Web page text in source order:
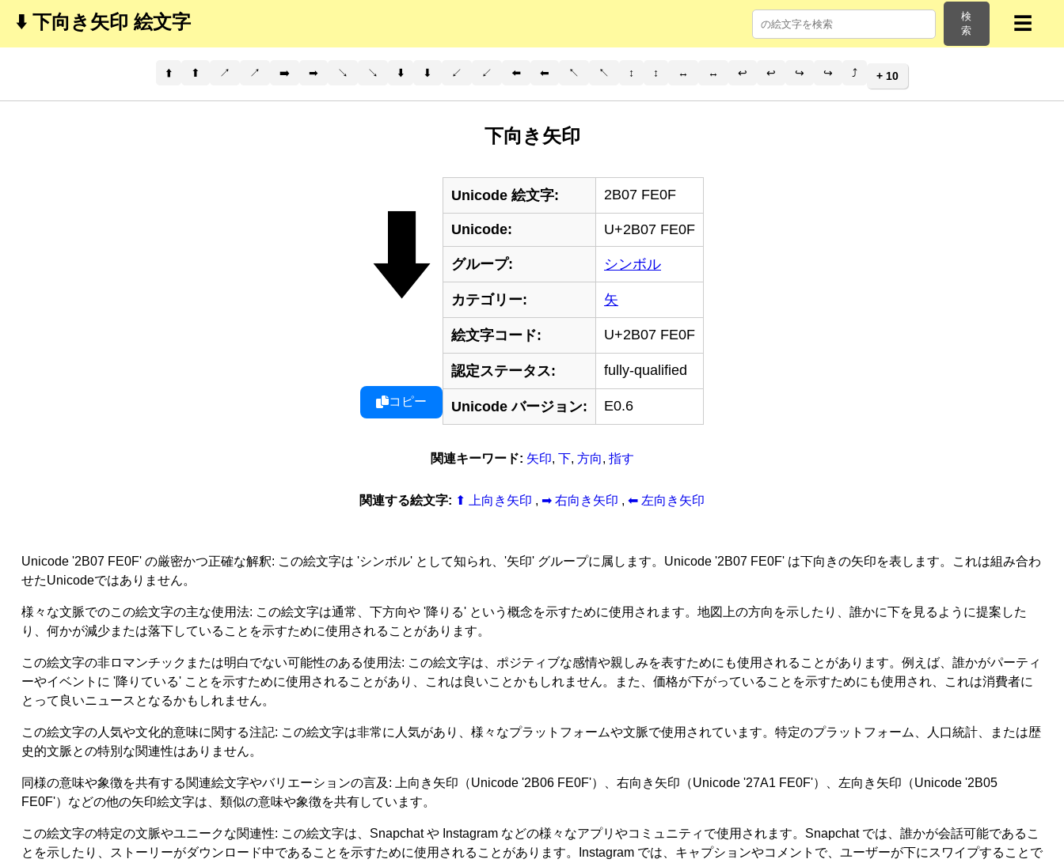
⬇️ 下向き矢印 絵文字
検
索
☰
⬆️ ⬆ ↗️ ↗ ➡️ ➡ ↘️ ↘ ⬇️ ⬇ ↙️ ↙ ⬅️ ⬅ ↖️ ↖ ↕️ ↕ ↔️ ↔ ↩️ ↩ ↪️ ↪ ⤴️ + 10
下向き矢印
⬇️
コピー
Unicode 絵文字: 2B07 FE0F
Unicode: U+2B07 FE0F
グループ: シンボル
カテゴリー: 矢
絵文字コード: U+2B07 FE0F
認定ステータス: fully-qualified
Unicode バージョン: E0.6
関連キーワード: 矢印, 下, 方向, 指す
関連する絵文字: ⬆ 上向き矢印 , ➡ 右向き矢印 , ⬅ 左向き矢印
Unicode '2B07 FE0F' の厳密かつ正確な解釈: この絵文字は 'シンボル' として知られ、'矢印' グループに属します。Unicode '2B07 FE0F' は下向きの矢印を表します。これは組み合わ
せたUnicodeではありません。
様々な文脈でのこの絵文字の主な使用法: この絵文字は通常、下方向や '降りる' という概念を示すために使用されます。地図上の方向を示したり、誰かに下を見るように提案した
り、何かが減少または落下していることを示すために使用されることがあります。
この絵文字の非ロマンチックまたは明白でない可能性のある使用法: この絵文字は、ポジティブな感情や親しみを表すためにも使用されることがあります。例えば、誰かがパーティ
ーやイベントに '降りている' ことを示すために使用されることがあり、これは良いことかもしれません。また、価格が下がっていることを示すためにも使用され、これは消費者に
とって良いニュースとなるかもしれません。
この絵文字の人気や文化的意味に関する注記: この絵文字は非常に人気があり、様々なプラットフォームや文脈で使用されています。特定のプラットフォーム、人口統計、または歴
史的文脈との特別な関連性はありません。
同様の意味や象徴を共有する関連絵文字やバリエーションの言及: 上向き矢印（Unicode '2B06 FE0F'）、右向き矢印（Unicode '27A1 FE0F'）、左向き矢印（Unicode '2B05
FE0F'）などの他の矢印絵文字は、類似の意味や象徴を共有しています。
この絵文字の特定の文脈やユニークな関連性: この絵文字は、Snapchat や Instagram などの様々なアプリやコミュニティで使用されます。Snapchat では、誰かが会話可能であるこ
とを示したり、ストーリーがダウンロード中であることを示すために使用されることがあります。Instagram では、キャプションやコメントで、ユーザーが下にスワイプすることで